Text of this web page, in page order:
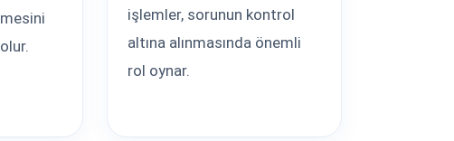
işlemler, sorunun kontrol
altına alınmasında önemli
rol oynar.